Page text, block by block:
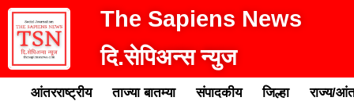
The Sapiens News
दि.सेपिअन्स न्युज
आंतरराष्ट्रीय ताज्या बातम्या संपादकीय जिल्हा राज्य/